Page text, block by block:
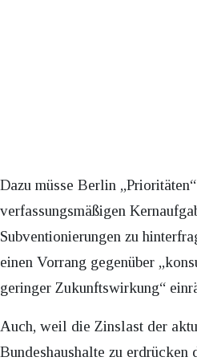
Dazu müsse Berlin
verfassungsmäßigen
Subventionierungen zu
einen Vorrang gegenüber
geringer Zukunftswirkung“
Auch, weil die Zinslast der
Bundeshaushalte zu erdrücken